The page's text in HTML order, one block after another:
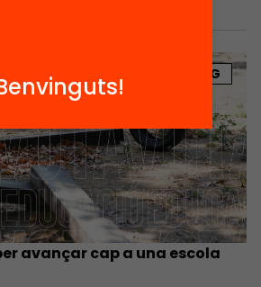
BLOG
avançar cap a una escola